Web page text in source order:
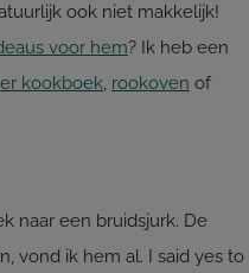
ook niet makkelijk!
voor hem? Ik heb een
kookboek, rookoven of
naar een bruidsjurk. De
vond ik hem al. I said yes to